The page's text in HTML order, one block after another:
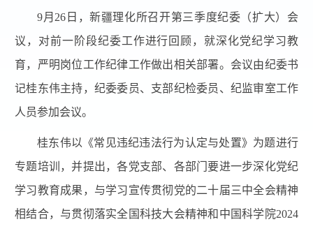
9月26日，新疆理化所召开第三季度纪委（扩大）会
议，对前一阶段纪委工作进行回顾，就深化党纪学习教
育，严明岗位工作纪律工作做出相关部署。会议由纪委书
记桂东伟主持，纪委委员、支部纪检委员、纪监审室工作
人员参加会议。
桂东伟以《常见违纪违法行为认定与处置》为题进行
专题培训，并提出，各党支部、各部门要进一步深化党纪
学习教育成果，与学习宣传贯彻党的二十届三中全会精神
相结合，与贯彻落实全国科技大会精神和中国科学院2024